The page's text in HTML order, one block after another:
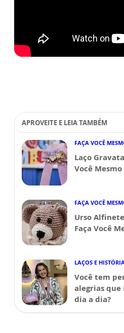
APROVEITE E LEIA TAMBÉM
FAÇA VOCÊ
Laço
Você Mesmo
FAÇA VOCÊ
Urso
Faça Você
LAÇOS E
Você tem
alegrias que
dia a dia?